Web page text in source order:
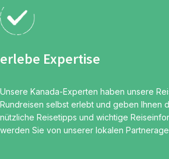
erlebe Expertise
Unsere Kanada-Experten haben unsere
Rundreisen selbst erlebt und geben Ihnen
nützliche Reisetipps und wichtige
werden Sie von unserer lokalen